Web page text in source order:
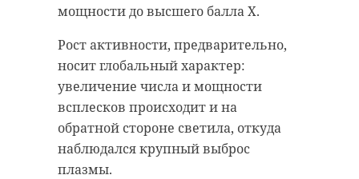
мощности до высшего балла Х.
Рост активности, предварительно,
носит глобальный характер:
увеличение числа и мощности
всплесков происходит и на
обратной стороне светила, откуда
наблюдался крупный выброс
плазмы.